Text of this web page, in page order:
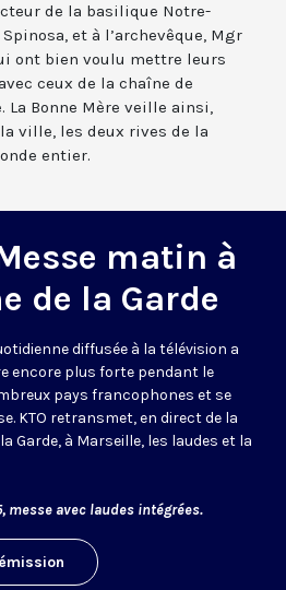
de la basilique Notre-
et à l’archevêque, Mgr
ont bien voulu mettre leurs
ceux de la chaîne de
Bonne Mère veille ainsi,
ville, les deux rives de la
entier.
matin à
de la Garde
diffusée à la télévision a
encore plus forte pendant le
pays francophones et se
KTO retransmet, en direct de la
Garde, à Marseille, les laudes et la
messe avec laudes intégrées.